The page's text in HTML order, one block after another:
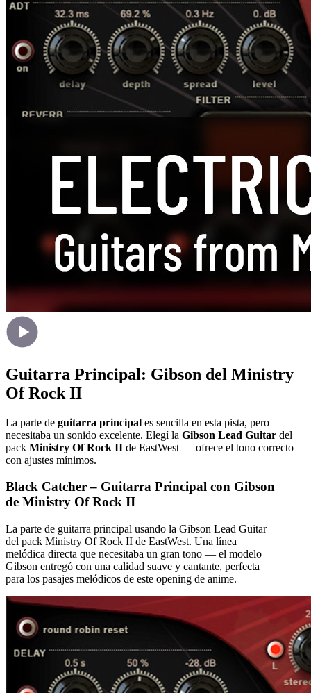
Guitarra Principal: Gibson del Ministry
Of Rock II
La parte de guitarra principal es sencilla en esta pista, pero
necesitaba un sonido excelente. Elegí la Gibson Lead Guitar del
pack Ministry Of Rock II de EastWest — ofrece el tono correcto
con ajustes mínimos.
Black Catcher – Guitarra Principal con Gibson
de Ministry Of Rock II
La parte de guitarra principal usando la Gibson Lead Guitar
del pack Ministry Of Rock II de EastWest. Una línea
melódica directa que necesitaba un gran tono — el modelo
Gibson entregó con una calidad suave y cantante, perfecta
para los pasajes melódicos de este opening de anime.